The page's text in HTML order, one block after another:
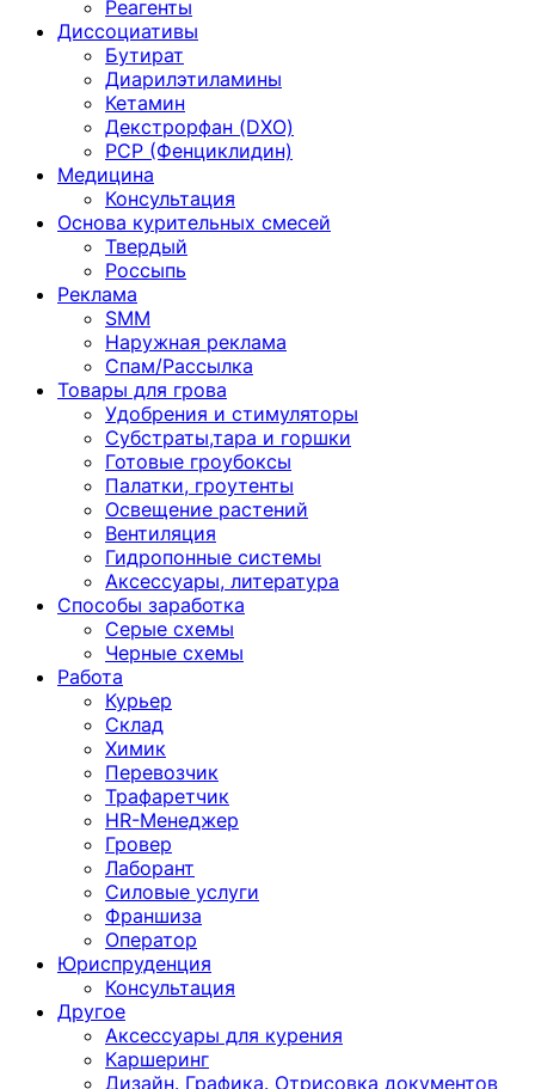
Реагенты
Диссоциативы
Бутират
Диарилэтиламины
Кетамин
Декстрорфан (DXO)
PCP (Фенциклидин)
Медицина
Консультация
Основа курительных смесей
Твердый
Россыпь
Реклама
SMM
Наружная реклама
Спам/Рассылка
Товары для грова
Удобрения и стимуляторы
Субстраты,тара и горшки
Готовые гроубоксы
Палатки, гроутенты
Освещение растений
Вентиляция
Гидропонные системы
Аксессуары, литература
Способы заработка
Серые схемы
Черные схемы
Работа
Курьер
Склад
Химик
Перевозчик
Трафаретчик
HR-Менеджер
Гровер
Лаборант
Силовые услуги
Франшиза
Оператор
Юриспруденция
Консультация
Другoе
Аксессуары для курения
Каршеринг
Дизайн. Графика. Отрисовка документов